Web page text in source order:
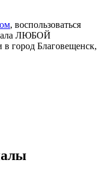
, воспользоваться
ЛЮБОЙ
в город Благовещенск,